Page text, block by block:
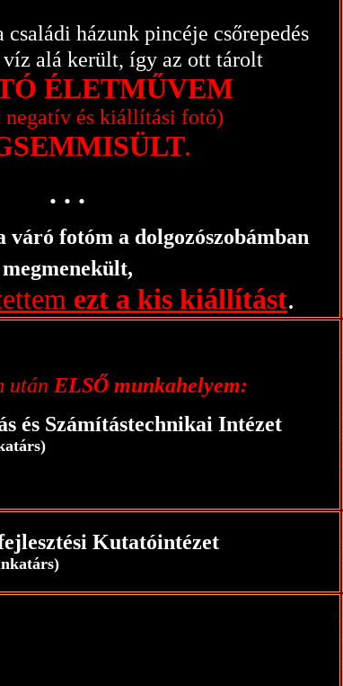
családi házunk pincéje csőrepedés
víz alá került, így az ott tárolt
ÉLETMŰVEM
negatív és kiállítási fotó)
.
. . .
váró fotóm a dolgozószobámban
megmenekült,
ezt a kis kiállítást.
után ELSŐ munkahelyem:
és Számítástechnikai Intézet
Kutatóintézet